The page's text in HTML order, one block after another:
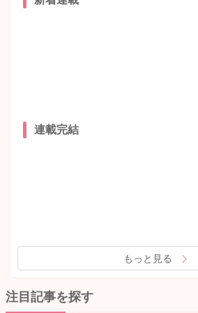
連載完結
もっと見る
注目記事を探す